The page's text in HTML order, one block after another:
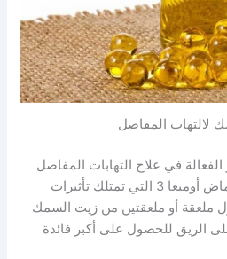
لالتهاب المفاصل
في علاج التهابات المفاصل
وذلك يعود لاحتوائها على أحماض أوميغا 3 التي تمتلك تأثيرات
ملعقة أو ملعقتين من زيت السمك
الريق للحصول على أكبر فائدة